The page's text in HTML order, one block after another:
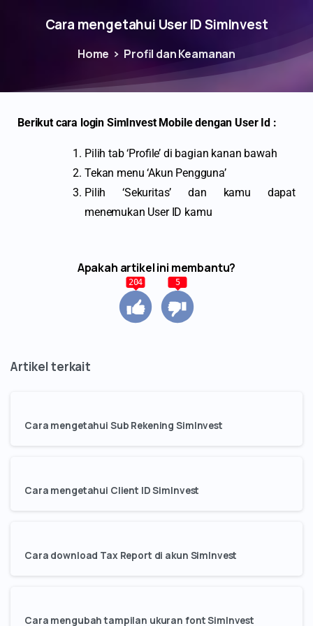
Cara mengetahui User ID SimInvest
Home Profil dan Keamanan
Berikut cara login SimInvest Mobile dengan User Id :
Pilih tab ‘Profile’ di bagian kanan bawah
Tekan menu ‘Akun Pengguna’
Pilih ‘Sekuritas’ dan kamu dapat
menemukan User ID kamu
Apakah artikel ini membantu?
204 5
Cara mengetahui Sub Rekening SimInvest
Cara mengetahui Client ID SimInvest
Cara download Tax Report di akun SimInvest
Cara mengubah tampilan ukuran font SimInvest